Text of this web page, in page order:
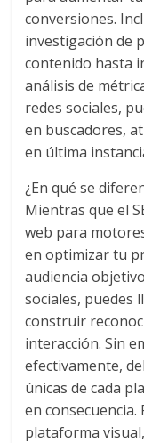
|
de
en
Revista
iBlue
Marketing
conversiones.
investigación de
contenido hasta
análisis de
redes sociales,
en buscadores,
en última
¿En qué se
Mientras que el
web para
en optimizar tu
audiencia
sociales, puedes
construir
interacción. Sin
efectivamente,
únicas de cada
en
plataforma